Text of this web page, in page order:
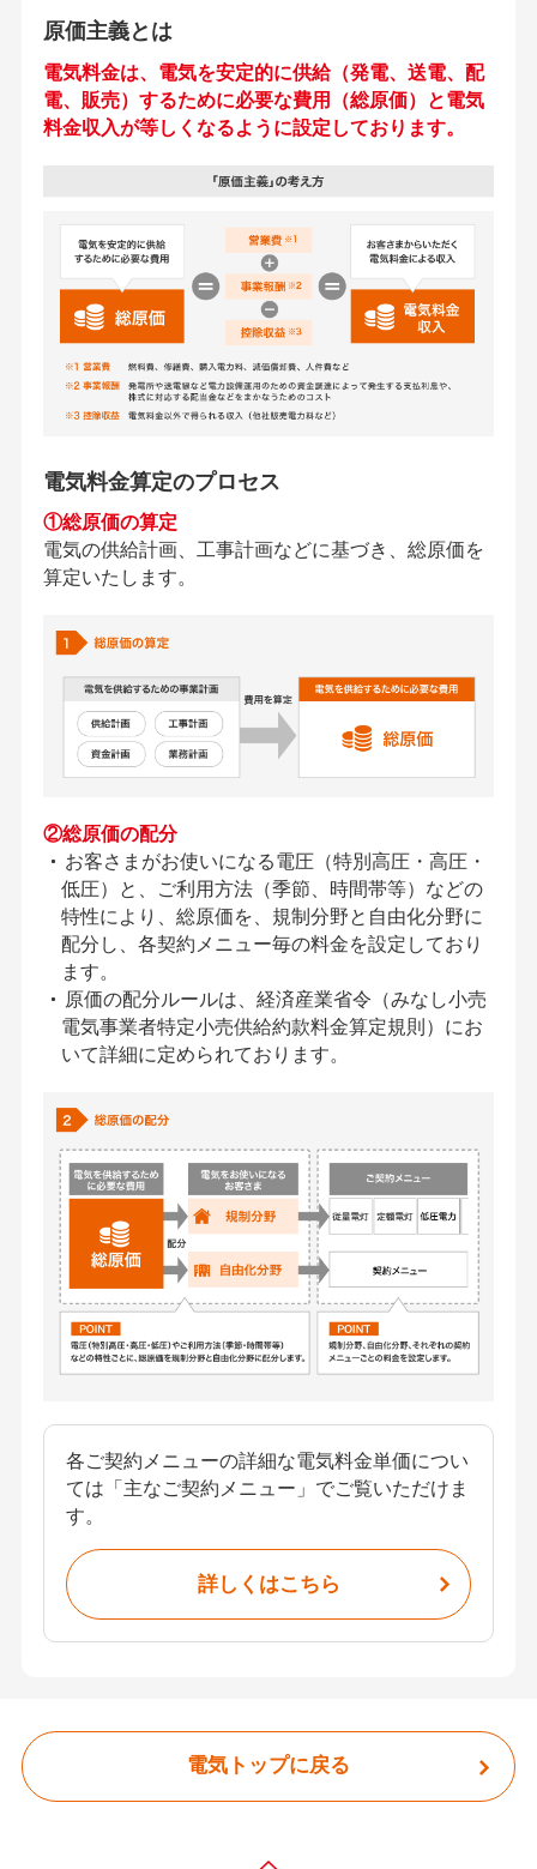
原価主義とは
電気料金は、電気を安定的に供給（発電、送電、配
電、販売）するために必要な費用（総原価）と電気
料金収入が等しくなるように設定しております。
電気料金算定のプロセス
①総原価の算定
電気の供給計画、工事計画などに基づき、総原価を
算定いたします。
②総原価の配分
お客さまがお使いになる電圧（特別高圧・高圧・
低圧）と、ご利用方法（季節、時間帯等）などの
特性により、総原価を、規制分野と自由化分野に
配分し、各契約メニュー毎の料金を設定しており
ます。
原価の配分ルールは、経済産業省令（みなし小売
電気事業者特定小売供給約款料金算定規則）にお
いて詳細に定められております。
各ご契約メニューの詳細な電気料金単価につい
ては「主なご契約メニュー」でご覧いただけま
す。
詳しくはこちら
電気トップに戻る